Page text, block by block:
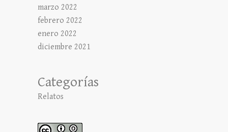
marzo 2022
febrero 2022
enero 2022
diciembre 2021
Categorías
Relatos